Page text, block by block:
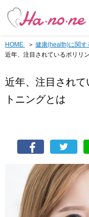
HOME
健康(health)に関す
近年、注目されているポリリ
近年、注目され
トニングとは